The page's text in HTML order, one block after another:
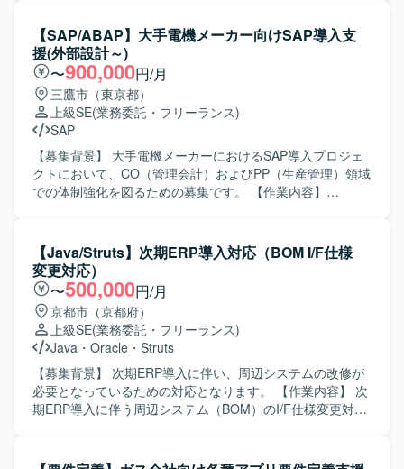
者など多様なステークホルダーと円滑にコミュニケーショ
ンを取りながら、要望を整理し開発側へ適切に落とし込め
る方を想定しています。 【ポジションの魅力】 大手企業の
基幹システムにおける新機能開発プロジェクトに上流工程
から関わることができ、ビジネス部門と開発側の双方に近
い立場で価値提供できるポジションです。 要件定義や設
計、各種レビューを通じて、システム全体の構造理解や業
務知見を深めることができます。 リーダー枠として参画い
ただく場合は、要件定義や仕様調整をリードしながら、開
発メンバーとの技術的な対話を通じてプロジェクトを推進
工程を中心とした環境での業務となります。具体的な技術
スタックやプロダクト環境は、既存の基幹システムと連携
した形での検討・レビューを行っていただきます。
す。あわせて、システムとして必要となる開発領域の洗い
出しを行い、要件定義書への落とし込みまでを対応してい
ただきます。 【求める人物像】 金融（銀行）業務に対する
理解を持ち、関係者と円滑にコミュニケーションを取りな
がら要件を整理できる方を求めております。抽象的な課題
から論点を整理し、ドキュメントとしてわかりやすくまと
めることができる方です。 【ポジションの魅力】 銀行勘定
系という大規模かつ重要性の高いシステムの更改プロジェ
クトに上流工程から参画でき、業務知識とシステム要件定
義のスキルを高いレベルで習得・強化していただけます。
発環境】 銀行勘定系システム更改プロジェクトにおいて、
Javaを用いたシステムを前提とした要件定義フェーズに参
画していただきます。
【SAP/ABAP】大手電機メーカー向けSAP導入支
援(外部設計～)
〜900,000円/月
三鷹市（東京都）
上級SE(業務委託・フリーランス)
SAP
【募集背景】 大手電機メーカーにおけるSAP導入プロジェ
クトにおいて、CO（管理会計）およびPP（生産管理）領域
での体制強化を図るための募集です。 【作業内容】
担当いただきます。具体的には、標準機能およびアドオン
機能に関する要件整理や外部設計、エラー発生時の原因分
析と修正方針の検討、ABAPアドオンのデバッグ結果を踏ま
えた不具合判定などを行っていただきます。また、管理会
計および生産管理に関する業務フロー理解をもとに、関連
トランザクションの確認や業務部門との認識合わせなども
行っていただきます。 【求める人物像】 自身のタスクに責
任感を持ち、主体的に業務を遂行できる方を求めていま
す。関係者とのコミュニケーションを円滑に行いながら、
課題に対して前向きに取り組んでいただける方を歓迎いた
おけるCOおよびPP領域の知見を深めることができます。標
【Java/Struts】次期ERP導入対応（BOM I/F仕様
変更対応）
〜500,000円/月
京都市（京都府）
上級SE(業務委託・フリーランス)
Java ・ Oracle ・ Struts
【募集背景】 次期ERP導入に伴い、周辺システムの改修が
必要となっているための対応となります。 【作業内容】 次
期ERP導入に伴う周辺システム（BOM）のI/F仕様変更対応
ただきます。要件定義から製造、テストまで一連の工程を